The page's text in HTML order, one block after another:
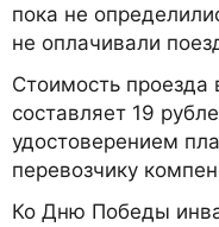
пока не
не оплачивали
Стоимость проезда
составляет 19
удостоверением
перевозчику
Ко Дню Победы